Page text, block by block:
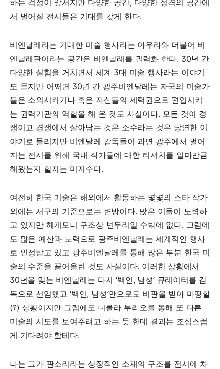
하는 걱정이 앞서지만 다양한 공간, 다양한 성격의 공간에
서 벌어질 전시들은 기대를 갖게 한다.
비엔날레라는 거대한 미술 행사라는 아우라와 더불어 비
엔날레관이라는 공간은 비엔날레를 권력화 한다. 30년 간
다양한 실험을 거치면서 세계 3대 미술 행사라는 이야기
도 듣지만 어쩌면 30년 간 광주비엔날레는 자국의 미술가
들은 소외시키거나 혹은 자신들의 세력권으로 편입시키
는 권력기관의 역할을 해 온 것도 사실이다. 모든 것이 경
쟁이고 경쟁에서 살아남는 것은 소수라는 것은 당연한 이
야기로 들리지만 비엔날레 감독들이 과연 광주에서 벌어
지는 전시를 위해 국내 작가들에 대한 리서치를 얼마만큼
해왔는지 할지는 미지수다.
여전히 한국 미술은 해외에서 활동하는 몇몇의 스타 작가
외에는 서구의 기준으로는 변방이다. 많은 이들이 노력하
고 있지만 헤게모니 구조상 변두리일 수밖에 없다. 그럼에
도 많은 예산과 노력으로 광주비엔날레는 세계적인 행사
로 인정받고 있고 광주비엔날레를 통해 많은 부분 한국 미
술의 수준을 끌어올린 것도 사실이다. 이러한 상황에서
30년을 맞는 비엔날레는 다시 ‘백인, 남성’ 큐레이터를 감
독으로 선임했고 ‘백인, 남성’만으로도 비판을 받아 마땅할
(?) 상황이지만 그럼에도 니콜라 부리오를 통해 또 다른
미술의 시도를 보여주려고 하는 듯 한데 결과는 조심스럽
게 기다려야 할테다.
나는 그가 판소리라는 상징적인 소재의 구조를 전시에 차